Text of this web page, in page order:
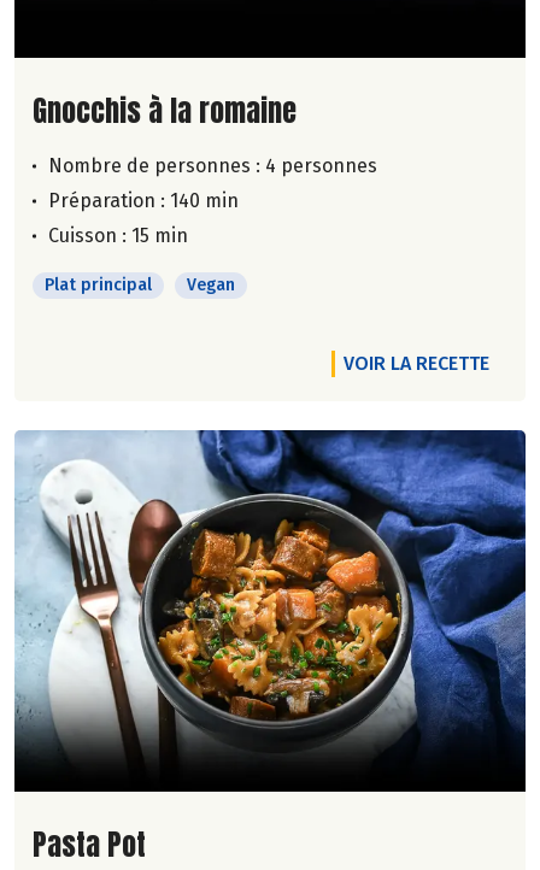
Lire la suite de la recette
Gnocchis à la romaine
Nombre de personnes : 4 personnes
Préparation : 140 min
Cuisson : 15 min
Plat principal Vegan
VOIR LA RECETTE
Lire la suite de la recette
Pasta Pot